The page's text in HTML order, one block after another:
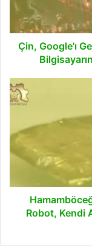
Kuantum
Bilgisayarını
Ortaya
Koyduğunu
Söylüyor!
Çin, Google’ı
Hamamböceğinden
İlham
Tasarlanan
Robot,
Kendi
Ağrılığının
Milyon
Katına
KadarRobot, Kendi